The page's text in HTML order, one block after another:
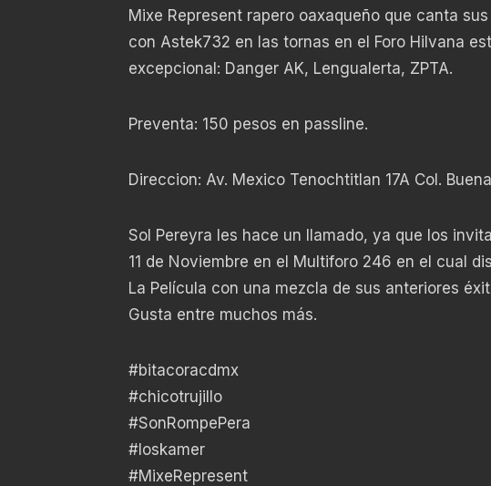
Mixe Represent rapero oaxaqueño que canta
con Astek732 en las tornas en el Foro Hilvana
excepcional: Danger AK, Lengualerta, ZPTA.
Preventa: 150 pesos en passline.
Direccion: Av. Mexico Tenochtitlan 17A Col.
Sol Pereyra les hace un llamado, ya que los
11 de Noviembre en el Multiforo 246 en el cual
La Película con una mezcla de sus anteriores
Gusta entre muchos más.
#bitacoracdmx
#chicotrujillo
#SonRompePera
#loskamer
#MixeRepresent